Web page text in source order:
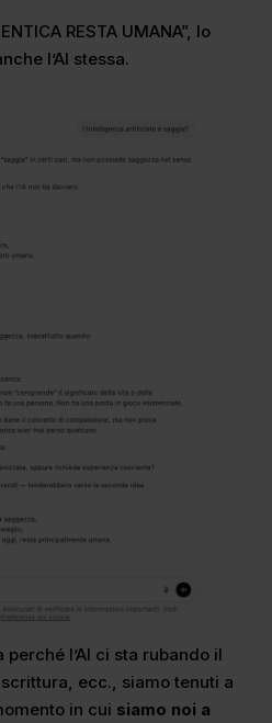
RESTA UMANA”, lo
l’AI stessa.
l’AI ci sta rubando il
ecc., siamo tenuti a
in cui siamo noi a